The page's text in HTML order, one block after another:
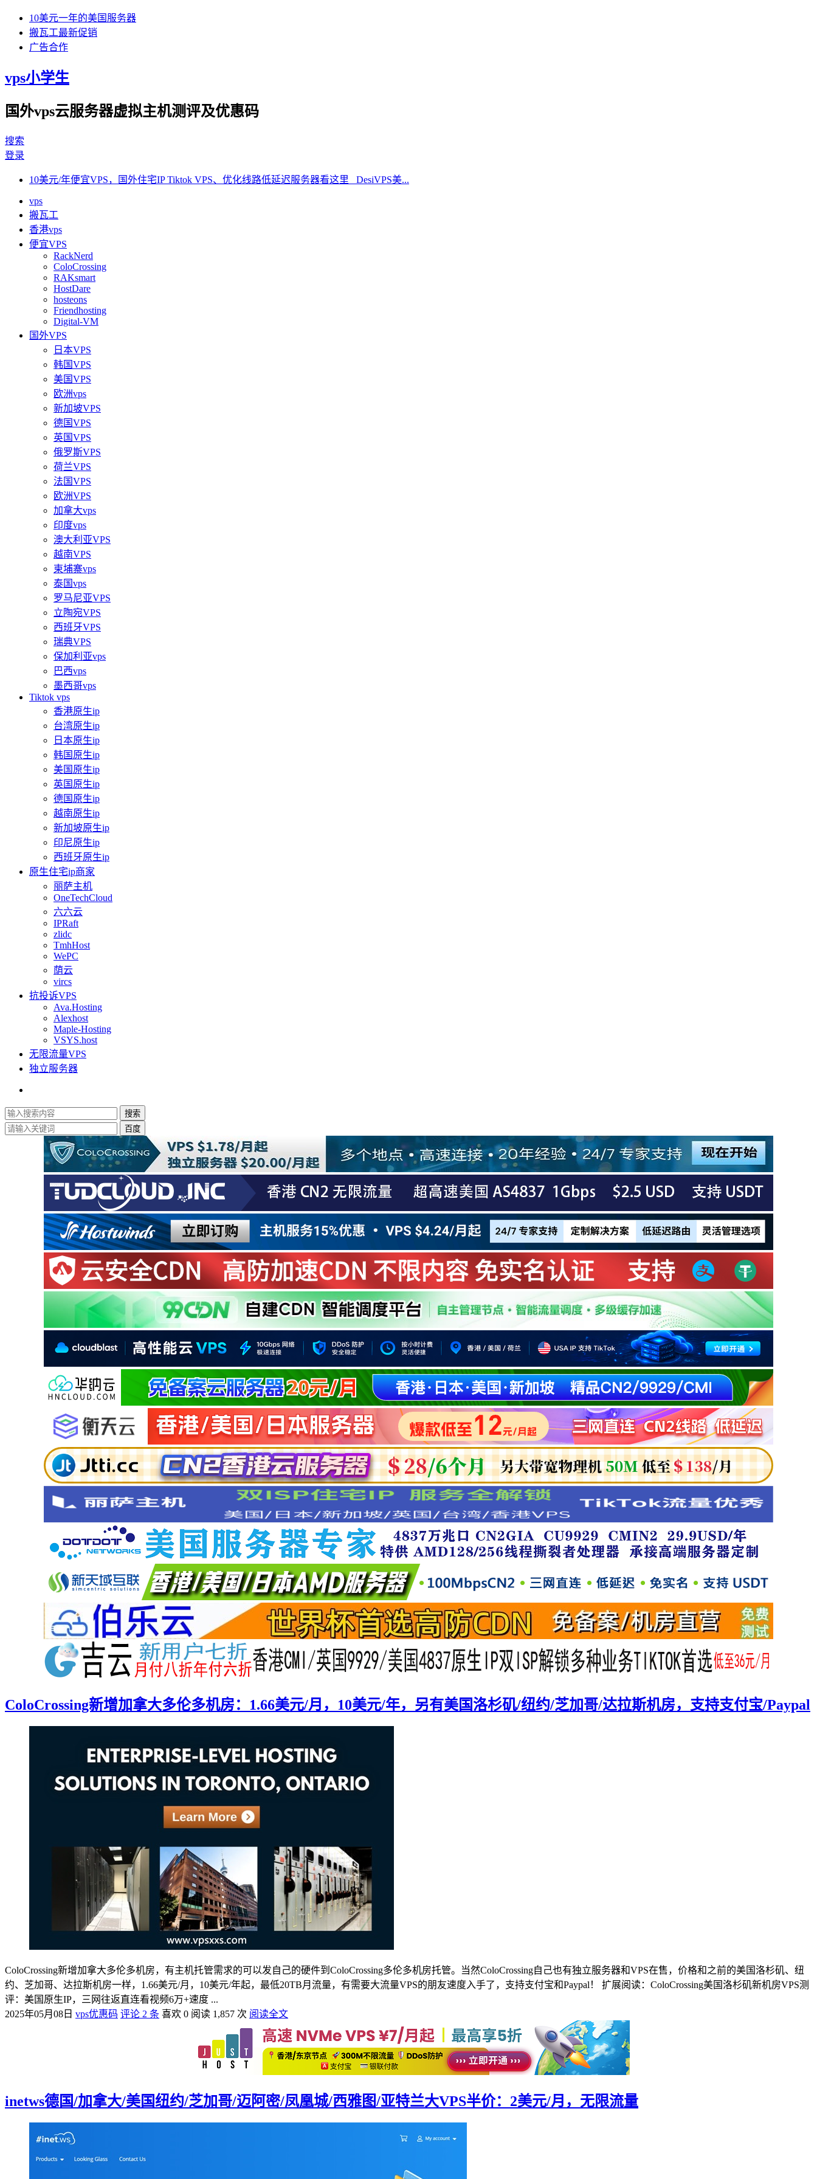
10美元一年的美国服务器
搬瓦工最新促销
广告合作
vps小学生
国外vps云服务器虚拟主机测评及优惠码
搜索
登录
10美元/年便宜VPS，国外住宅IP Tiktok VPS、优化线路低延迟服务器看这里 DesiVPS美...
vps
搬瓦工
香港vps
便宜VPS
RackNerd
ColoCrossing
RAKsmart
HostDare
hosteons
Friendhosting
Digital-VM
国外VPS
日本VPS
韩国VPS
美国VPS
欧洲vps
新加坡VPS
德国VPS
英国VPS
俄罗斯VPS
荷兰VPS
法国VPS
欧洲VPS
加拿大vps
印度vps
澳大利亚VPS
越南VPS
柬埔寨vps
泰国vps
罗马尼亚VPS
立陶宛VPS
西班牙VPS
瑞典VPS
保加利亚vps
巴西vps
墨西哥vps
Tiktok vps
香港原生ip
台湾原生ip
日本原生ip
韩国原生ip
美国原生ip
英国原生ip
德国原生ip
越南原生ip
新加坡原生ip
印尼原生ip
西班牙原生ip
原生住宅ip商家
丽萨主机
OneTechCloud
六六云
IPRaft
zlidc
TmhHost
WePC
荫云
vircs
抗投诉VPS
Ava.Hosting
Alexhost
Maple-Hosting
VSYS.host
无限流量VPS
独立服务器
ColoCrossing新增加拿大多伦多机房：1.66美元/月，10美元/年，另有美国洛杉矶/纽约/芝加哥/达拉斯机房，支持支付宝/Paypal
ColoCrossing新增加拿大多伦多机房，有主机托管需求的可以发自己的硬件到ColoCrossing多伦多机房托管。当然ColoCrossing自己也有独立服务器和VPS在售，价格和之前的美国洛杉矶、纽
约、芝加哥、达拉斯机房一样，1.66美元/月，10美元/年起，最低20TB月流量，有需要大流量VPS的朋友速度入手了，支持支付宝和Paypal！ 扩展阅读：ColoCrossing美国洛杉矶新机房VPS测
评：美国原生IP，三网往返直连看视频6万+速度 ...
2025年05月08日 vps优惠码 评论 2 条 喜欢 0 阅读 1,857 次 阅读全文
inetws德国/加拿大/美国纽约/芝加哥/迈阿密/凤凰城/西雅图/亚特兰大VPS半价：2美元/月，无限流量